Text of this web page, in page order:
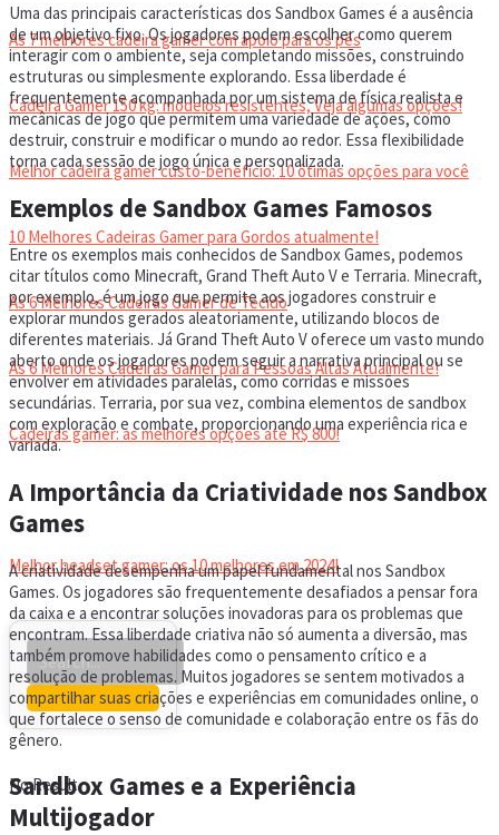
As 7 melhores cadeira gamer com apoio para os pés
Cadeira Gamer 150 kg: modelos resistentes, Veja algumas opções!
Melhor cadeira gamer custo-benefício: 10 ótimas opções para você
10 Melhores Cadeiras Gamer para Gordos atualmente!
As 6 Melhores Cadeiras Gamer de Tecido
As 6 Melhores Cadeiras Gamer para Pessoas Altas Atualmente!
Cadeiras gamer: as melhores opções até R$ 800!
HEADSET
Melhor headset gamer: os 10 melhores em 2024!
No Result
Uma das principais características dos Sandbox Games é a ausência
de um objetivo fixo. Os jogadores podem escolher como querem
interagir com o ambiente, seja completando missões, construindo
estruturas ou simplesmente explorando. Essa liberdade é
frequentemente acompanhada por um sistema de física realista e
mecânicas de jogo que permitem uma variedade de ações, como
destruir, construir e modificar o mundo ao redor. Essa flexibilidade
torna cada sessão de jogo única e personalizada.
Exemplos de Sandbox Games Famosos
Entre os exemplos mais conhecidos de Sandbox Games, podemos
citar títulos como Minecraft, Grand Theft Auto V e Terraria. Minecraft,
por exemplo, é um jogo que permite aos jogadores construir e
explorar mundos gerados aleatoriamente, utilizando blocos de
diferentes materiais. Já Grand Theft Auto V oferece um vasto mundo
aberto onde os jogadores podem seguir a narrativa principal ou se
envolver em atividades paralelas, como corridas e missões
secundárias. Terraria, por sua vez, combina elementos de sandbox
com exploração e combate, proporcionando uma experiência rica e
variada.
A Importância da Criatividade nos Sandbox
Games
A criatividade desempenha um papel fundamental nos Sandbox
Games. Os jogadores são frequentemente desafiados a pensar fora
da caixa e a encontrar soluções inovadoras para os problemas que
encontram. Essa liberdade criativa não só aumenta a diversão, mas
também promove habilidades como o pensamento crítico e a
resolução de problemas. Muitos jogadores se sentem motivados a
compartilhar suas criações e experiências em comunidades online, o
que fortalece o senso de comunidade e colaboração entre os fãs do
gênero.
Sandbox Games e a Experiência
Multijogador